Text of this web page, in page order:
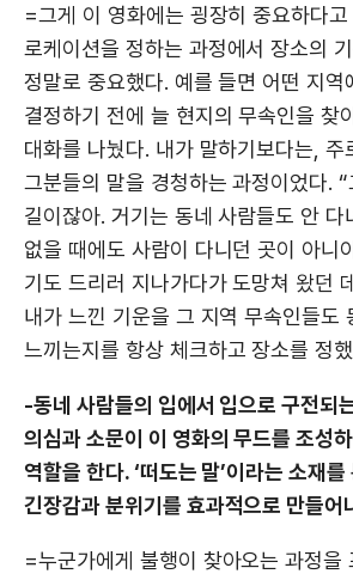
=그게 이 영화에는 굉장히 중요하다고
로케이션을 정하는 과정에서 장소의
정말로 중요했다. 예를 들면 어떤 지역
결정하기 전에 늘 현지의 무속인을 찾
대화를 나눴다. 내가 말하기보다는, 주
그분들의 말을 경청하는 과정이었다.
길이잖아. 거기는 동네 사람들도 안 다
없을 때에도 사람이 다니던 곳이 아니
기도 드리러 지나가다가 도망쳐 왔던
내가 느낀 기운을 그 지역 무속인들도
느끼는지를 항상 체크하고 장소를 정
-동네 사람들의 입에서 입으로 구전되
의심과 소문이 이 영화의 무드를 조성
역할을 한다. ‘떠도는 말’이라는 소재
긴장감과 분위기를 효과적으로 만들어
=누군가에게 불행이 찾아오는 과정을